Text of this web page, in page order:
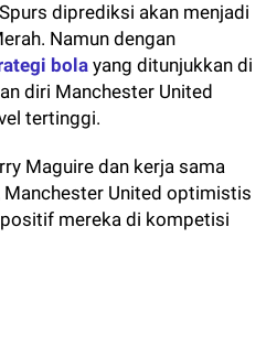
diprediksi akan menjadi
Namun dengan
bola yang ditunjukkan di
diri Manchester United
tertinggi.
Maguire dan kerja sama
Manchester United optimistis
mereka di kompetisi